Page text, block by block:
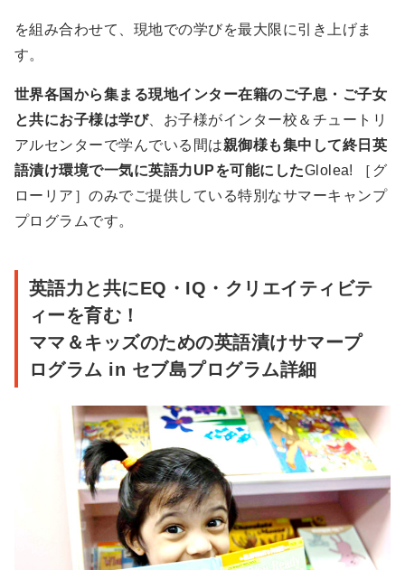
を組み合わせて、現地での学びを最大限に引き上げま
す。
世界各国から集まる現地インター在籍のご子息・ご子女
と共にお子様は学び、お子様がインター校＆チュートリ
アルセンターで学んでいる間は親御様も集中して終日英
語漬け環境で一気に英語力UPを可能にしたGlolea! ［グ
ローリア］のみでご提供している特別なサマーキャンプ
プログラムです。
英語力と共にEQ・IQ・クリエイティビテ
ィーを育む！
ママ＆キッズのための英語漬けサマープ
ログラム in セブ島プログラム詳細